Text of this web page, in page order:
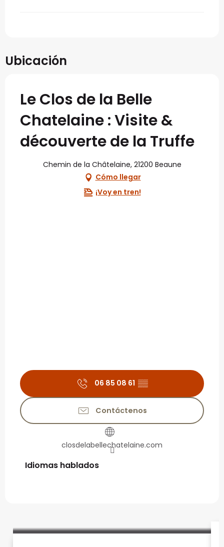
Ubicación
Le Clos de la Belle
Chatelaine : Visite &
découverte de la Truffe
Chemin de la Châtelaine, 21200 Beaune
Cómo llegar
¡Voy en tren!
06 85 08 61 ▒▒
Contáctenos
closdelabellechatelaine.com
Idiomas hablados
Idiomas hablados